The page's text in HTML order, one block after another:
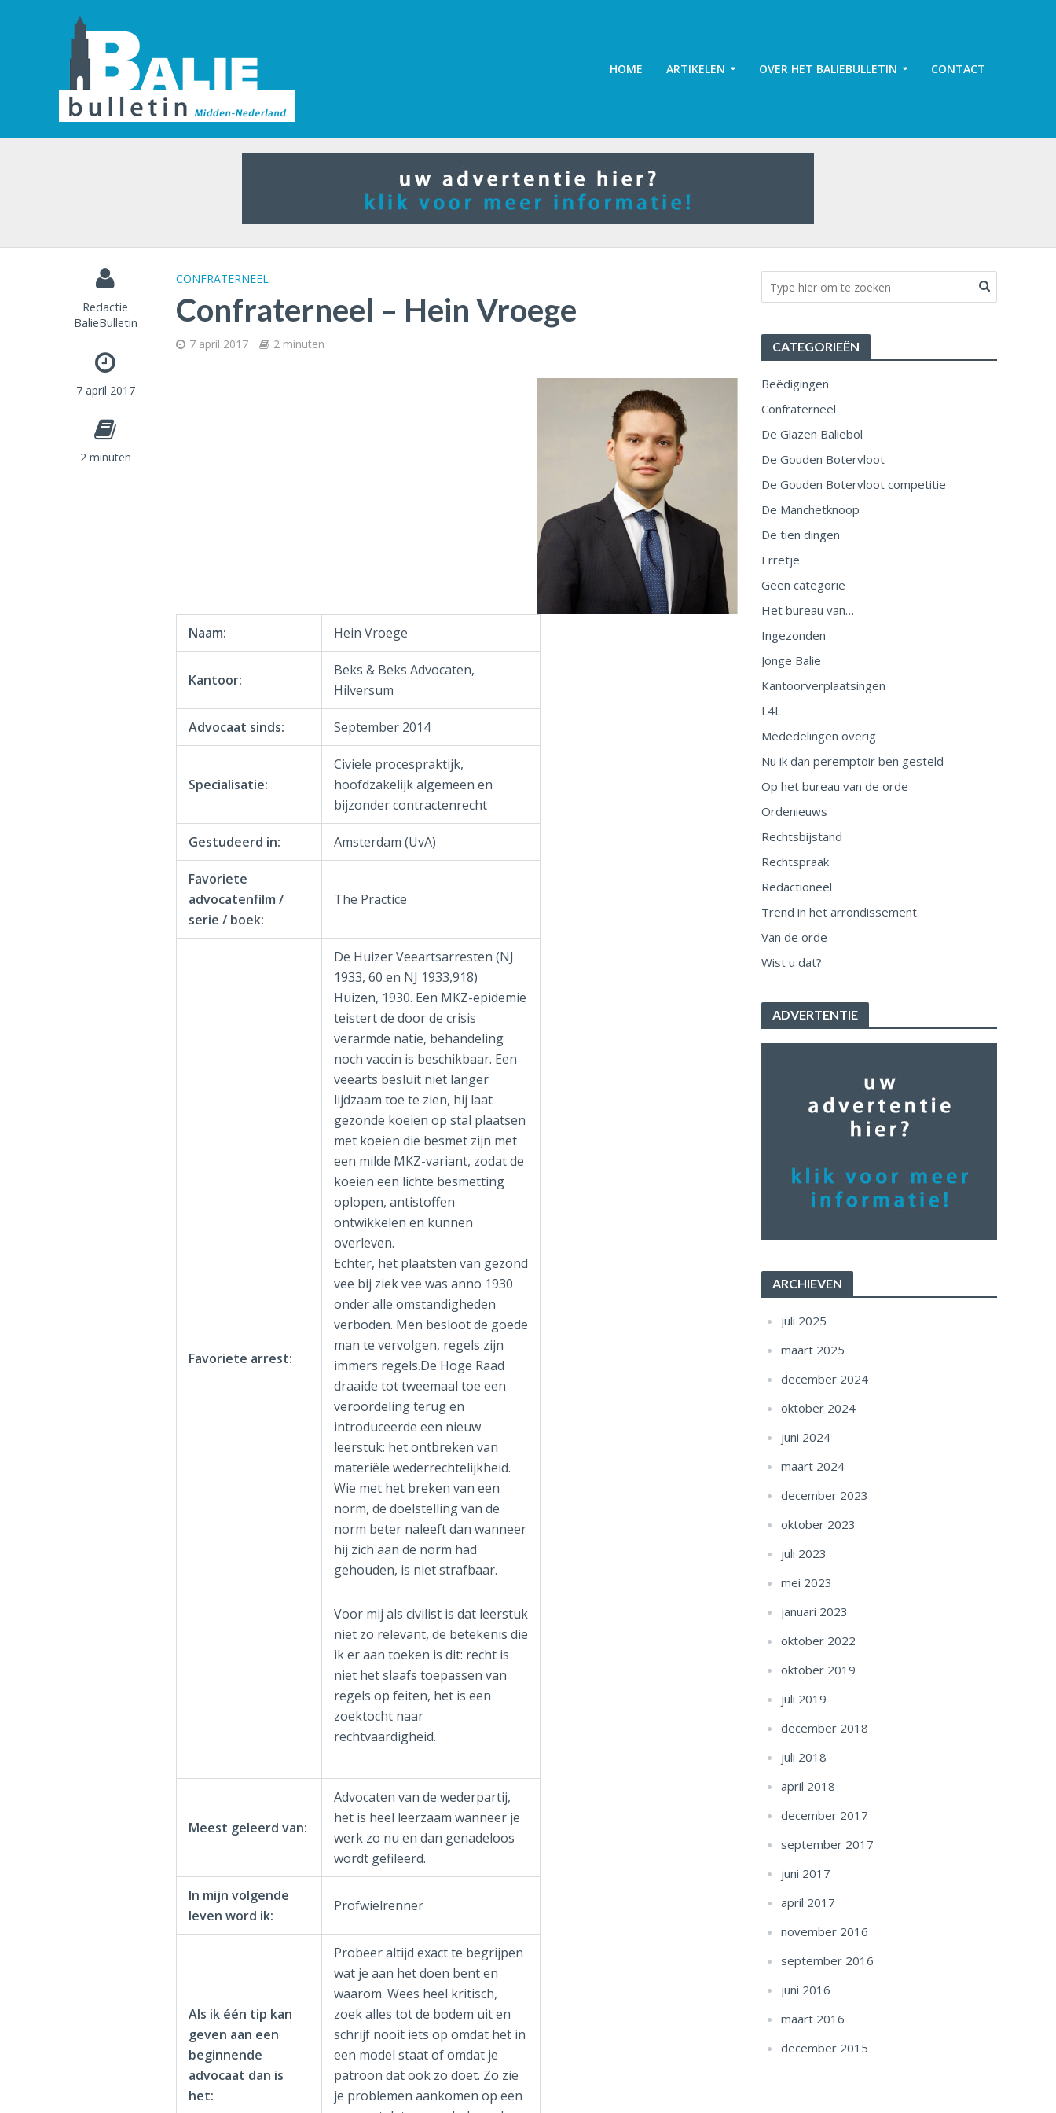
HOME ARTIKELEN OVER HET BALIEBULLETIN CONTACT
Redactie
BalieBulletin
7 april 2017
2 minuten
CONFRATERNEEL
Confraterneel – Hein Vroege
7 april 2017 2 minuten
Naam: Hein Vroege
Kantoor:
Beks & Beks Advocaten,
Hilversum
Advocaat sinds: September 2014
Specialisatie:
Civiele procespraktijk,
hoofdzakelijk algemeen en
bijzonder contractenrecht
Gestudeerd in: Amsterdam (UvA)
Favoriete
advocatenfilm /
serie / boek:
The Practice
Favoriete arrest:
De Huizer Veeartsarresten (NJ
1933, 60 en NJ 1933,918)
Huizen, 1930. Een MKZ-epidemie
teistert de door de crisis
verarmde natie, behandeling
noch vaccin is beschikbaar. Een
veearts besluit niet langer
lijdzaam toe te zien, hij laat
gezonde koeien op stal plaatsen
met koeien die besmet zijn met
een milde MKZ-variant, zodat de
koeien een lichte besmetting
oplopen, antistoffen
ontwikkelen en kunnen
overleven.
Echter, het plaatsten van gezond
vee bij ziek vee was anno 1930
onder alle omstandigheden
verboden. Men besloot de goede
man te vervolgen, regels zijn
immers regels.De Hoge Raad
draaide tot tweemaal toe een
veroordeling terug en
introduceerde een nieuw
leerstuk: het ontbreken van
materiële wederrechtelijkheid.
Wie met het breken van een
norm, de doelstelling van de
norm beter naleeft dan wanneer
hij zich aan de norm had
gehouden, is niet strafbaar.
Voor mij als civilist is dat leerstuk
niet zo relevant, de betekenis die
ik er aan toeken is dit: recht is
niet het slaafs toepassen van
regels op feiten, het is een
zoektocht naar
rechtvaardigheid.
Meest geleerd van:
Advocaten van de wederpartij,
het is heel leerzaam wanneer je
werk zo nu en dan genadeloos
wordt gefileerd.
In mijn volgende
leven word ik:
Profwielrenner
Als ik één tip kan
geven aan een
beginnende
advocaat dan is
het:
Probeer altijd exact te begrijpen
wat je aan het doen bent en
waarom. Wees heel kritisch,
zoek alles tot de bodem uit en
schrijf nooit iets op omdat het in
een model staat of omdat je
patroon dat ook zo doet. Zo zie
je problemen aankomen op een
CATEGORIEËN
Beëdigingen
Confraterneel
De Glazen Baliebol
De Gouden Botervloot
De Gouden Botervloot competitie
De Manchetknoop
De tien dingen
Erretje
Geen categorie
Het bureau van…
Ingezonden
Jonge Balie
Kantoorverplaatsingen
L4L
Mededelingen overig
Nu ik dan peremptoir ben gesteld
Op het bureau van de orde
Ordenieuws
Rechtsbijstand
Rechtspraak
Redactioneel
Trend in het arrondissement
Van de orde
Wist u dat?
ADVERTENTIE
ARCHIEVEN
juli 2025
maart 2025
december 2024
oktober 2024
juni 2024
maart 2024
december 2023
oktober 2023
juli 2023
mei 2023
januari 2023
oktober 2022
oktober 2019
juli 2019
december 2018
juli 2018
april 2018
december 2017
september 2017
juni 2017
april 2017
november 2016
september 2016
juni 2016
maart 2016
december 2015